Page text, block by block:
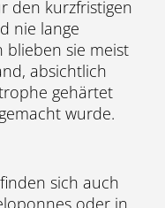
den kurzfristigen
nie lange
blieben sie meist
absichtlich
gehärtet
wurde.
sich auch
oder in